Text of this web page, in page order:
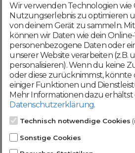
Mit deiner Registrierung
dass du dieAGBund
Datenschutzerklärung
Weiter
Werde jetzt Teil
DomainCatcher-
Community!
Wir verwenden Technologien wie
Nutzungserlebnis zu optimieren
von deinem Gerät zu sammeln.
können wir Daten wie dein
personenbezogene Daten oder
unserer Website verarbeiten (z.B.
personalisieren). Wenn du keine
oder diese zurücknimmst, könnte
einiger Funktionen und
Mehr Informationen dazu erhältst
Datenschutzerklärung.
Technisch notwendige Cookies
Sonstige Cookies